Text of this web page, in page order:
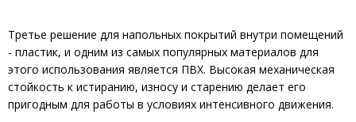
Третье решение для напольных покрытий внутри помещений
- пластик, и одним из самых популярных материалов для
этого использования является ПВХ. Высокая механическая
стойкость к истиранию, износу и старению делает его
пригодным для работы в условиях интенсивного движения.